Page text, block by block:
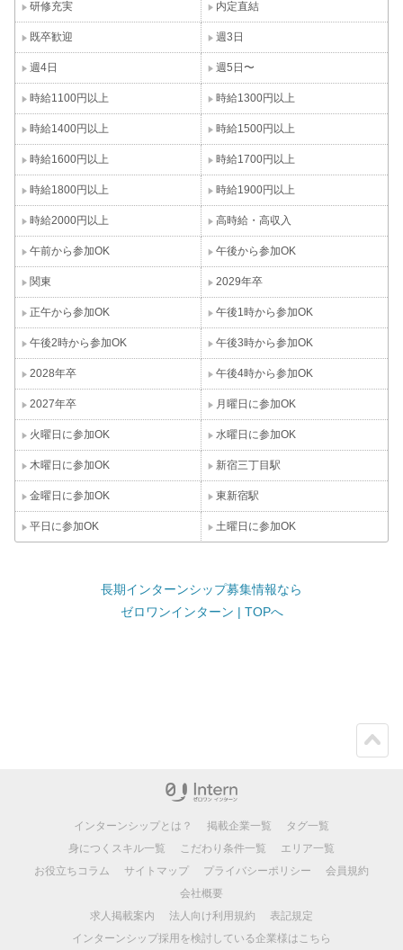
研修充実 内定直結
既卒歓迎 週3日
週4日 週5日〜
時給1100円以上 時給1300円以上
時給1400円以上 時給1500円以上
時給1600円以上 時給1700円以上
時給1800円以上 時給1900円以上
時給2000円以上 高時給・高収入
午前から参加OK 午後から参加OK
関東 2029年卒
正午から参加OK 午後1時から参加OK
午後2時から参加OK 午後3時から参加OK
2028年卒 午後4時から参加OK
2027年卒 月曜日に参加OK
火曜日に参加OK 水曜日に参加OK
木曜日に参加OK 新宿三丁目駅
金曜日に参加OK 東新宿駅
平日に参加OK 土曜日に参加OK
長期インターンシップ募集情報なら
ゼロワンインターン | TOPへ
インターンシップとは？ 掲載企業一覧
タグ一覧
身につくスキル一覧
こだわり条件一覧
エリア一覧
お役立ちコラム
サイトマップ プライバシーポリシー
会員規約
会社概要
求人掲載案内
法人向け利用規約
表記規定
インターンシップ採用を検討している企業様はこちら